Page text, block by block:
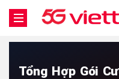
Tổng Hợp Gói